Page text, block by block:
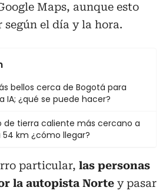
Maps, aunque esto
el día y la hora.
bellos cerca de Bogotá para
IA; ¿qué se puede hacer?
de tierra caliente más cercano a
km ¿cómo llegar?
particular, las personas
la autopista Norte y pasar